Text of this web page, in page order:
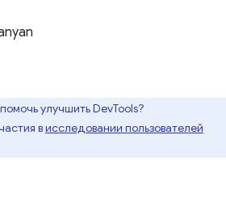
улучшить DevTools?
висследовании пользователей